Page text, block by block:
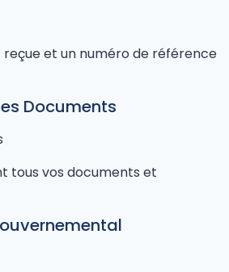
et un numéro de référence
Documents
tous vos documents et